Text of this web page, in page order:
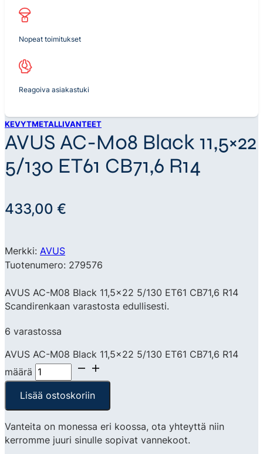
Nopeat toimitukset
Reagoiva asiakastuki
KEVYTMETALLIVANTEET
AVUS AC-M08 Black 11,5×22
5/130 ET61 CB71,6 R14
433,00 €
Merkki: AVUS
Tuotenumero: 279576
AVUS AC-M08 Black 11,5×22 5/130 ET61 CB71,6 R14
Scandirenkaan varastosta edullisesti.
6 varastossa
AVUS AC-M08 Black 11,5x22 5/130 ET61 CB71,6 R14
määrä
Lisää ostoskoriin
Vanteita on monessa eri koossa, ota yhteyttä niin
kerromme juuri sinulle sopivat vannekoot.